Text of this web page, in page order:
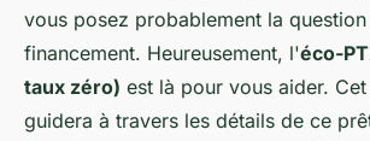
vous posez probablement la
financement. Heureusement, l'éco-
taux zéro) est là pour vous aider.
guidera à travers les détails de ce